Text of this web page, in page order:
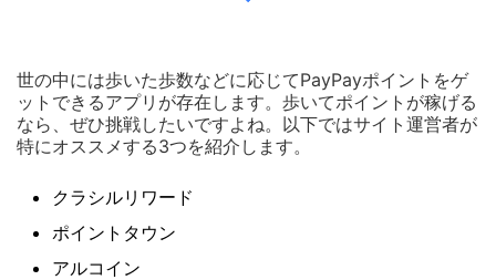
世の中には歩いた歩数などに応じてPayPayポイントをゲ
ットできるアプリが存在します。歩いてポイントが稼げる
なら、ぜひ挑戦したいですよね。以下ではサイト運営者が
特にオススメする3つを紹介します。
クラシルリワード
ポイントタウン
アルコイン